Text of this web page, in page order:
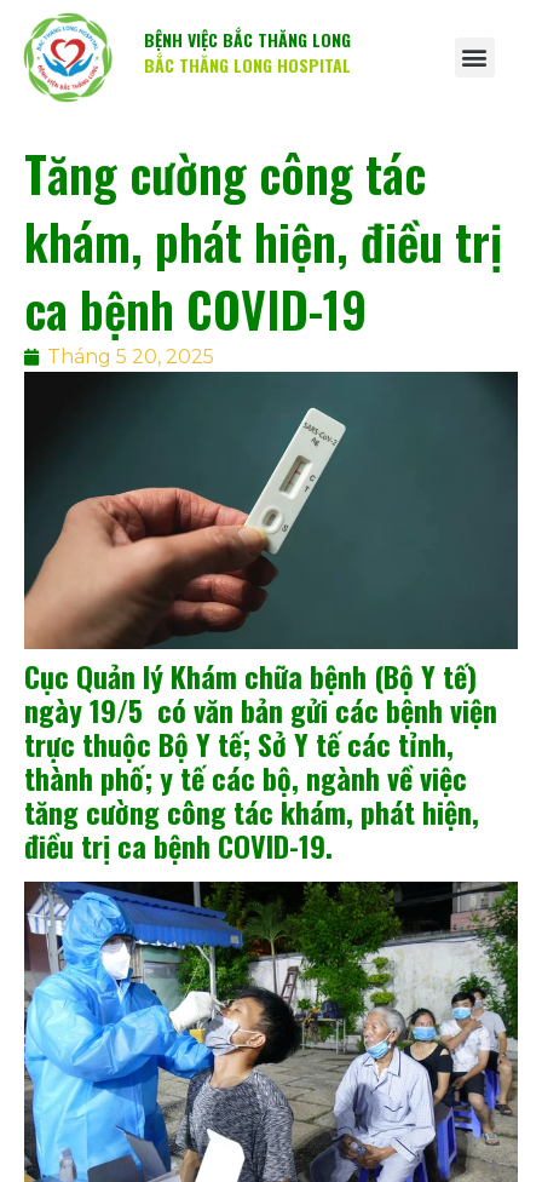
BỆNH VIỆC BẮC THĂNG LONG
BẮC THĂNG LONG HOSPITAL
Tăng cường công tác
khám, phát hiện, điều trị
ca bệnh COVID-19
Tháng 5 20, 2025
Cục Quản lý Khám chữa bệnh (Bộ Y tế)
ngày 19/5 có văn bản gửi các bệnh viện
trực thuộc Bộ Y tế; Sở Y tế các tỉnh,
thành phố; y tế các bộ, ngành về việc
tăng cường công tác khám, phát hiện,
điều trị ca bệnh COVID-19.